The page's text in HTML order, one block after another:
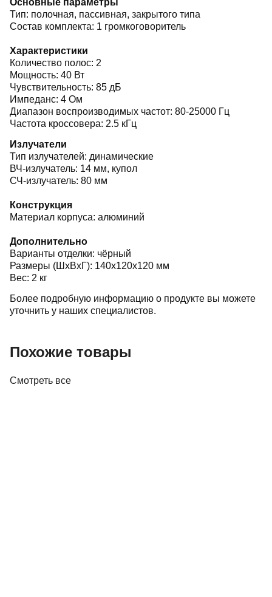
Основные параметры
Тип: полочная, пассивная, закрытого типа
Состав комплекта: 1 громкоговоритель
Характеристики
Количество полос: 2
Мощность: 40 Вт
Чувствительность: 85 дБ
Импеданс: 4 Ом
Диапазон воспроизводимых частот: 80-25000 Гц
Частота кроссовера: 2.5 кГц
Излучатели
Тип излучателей: динамические
ВЧ-излучатель: 14 мм, купол
СЧ-излучатель: 80 мм
Конструкция
Материал корпуса: алюминий
Дополнительно
Варианты отделки: чёрный
Размеры (ШхВхГ): 140x120x120 мм
Вес: 2 кг
Более подробную информацию о продукте вы можете
уточнить у наших специалистов.
Похожие товары
Смотреть все